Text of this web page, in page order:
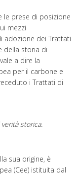
le prese di posizione
mezzi
adozione dei Trattati
della storia di
a dire la
per il carbone e
i Trattati di
storica.
sua origine, è
(Cee) istituita dal